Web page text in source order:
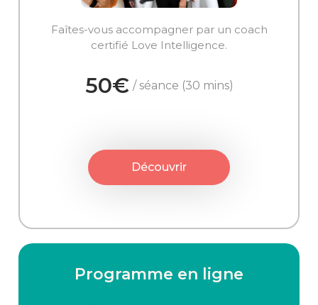
Faîtes-vous accompagner par un coach
certifié Love Intelligence.
50€ / séance (30 mins)
Découvrir
Programme en ligne